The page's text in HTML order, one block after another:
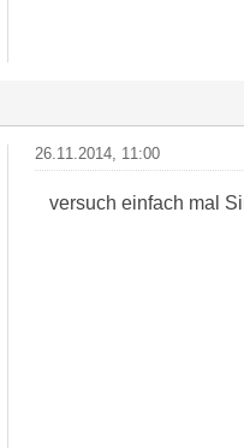
26.11.2014, 11:00
versuch einfach mal